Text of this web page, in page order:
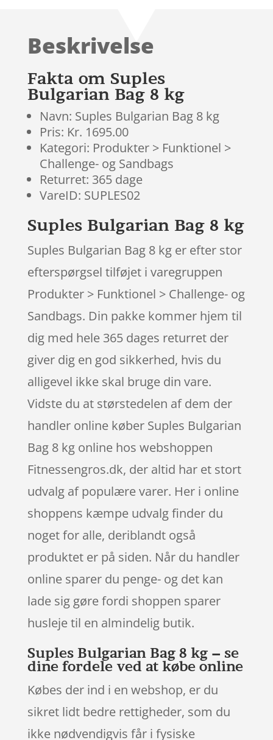
på
mmelser
Beskrivelse
Fakta om Suples
Bulgarian Bag 8 kg
Navn: Suples Bulgarian Bag 8 kg
Pris: Kr. 1695.00
Kategori: Produkter > Funktionel >
Challenge- og Sandbags
Returret: 365 dage
VareID: SUPLES02
Suples Bulgarian Bag 8 kg
Suples Bulgarian Bag 8 kg er efter stor
efterspørgsel tilføjet i varegruppen
Produkter > Funktionel > Challenge- og
Sandbags. Din pakke kommer hjem til
dig med hele 365 dages returret der
giver dig en god sikkerhed, hvis du
alligevel ikke skal bruge din vare.
Vidste du at størstedelen af dem der
handler online køber Suples Bulgarian
Bag 8 kg online hos webshoppen
Fitnessengros.dk, der altid har et stort
udvalg af populære varer. Her i online
shoppens kæmpe udvalg finder du
noget for alle, deriblandt også
produktet er på siden. Når du handler
online sparer du penge- og det kan
lade sig gøre fordi shoppen sparer
husleje til en almindelig butik.
Suples Bulgarian Bag 8 kg – se
dine fordele ved at købe online
Købes der ind i en webshop, er du
sikret lidt bedre rettigheder, som du
ikke nødvendigvis får i fysiske